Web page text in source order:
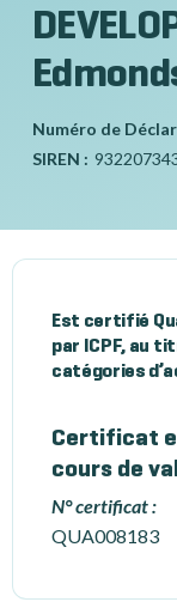
Numéro de
SIREN :
Est certifié
par ICPF, au
catégories
Certificat
cours de
N° certificat :
QUA008183